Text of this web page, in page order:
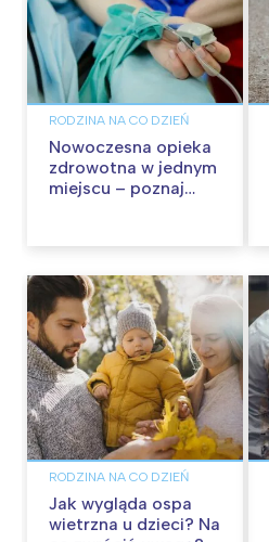
RODZINA NA CO DZIEŃ
Nowoczesna opieka
zdrowotna w jednym
miejscu – poznaj
RODZINA NA CO DZIEŃ
Jak wygląda ospa
wietrzna u dzieci? Na